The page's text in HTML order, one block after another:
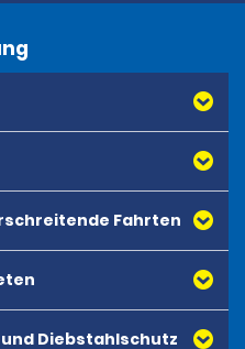
Fahrten
Diebstahlschutz